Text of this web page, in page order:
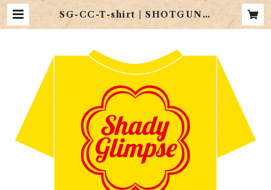
SG-CC-T-shirt | SHOTGUN r